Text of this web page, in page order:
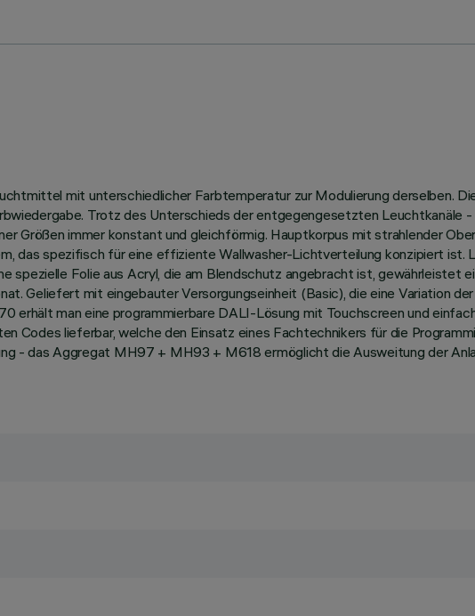
mit unterschiedlicher Farbtemperatur zur Modulierung derselben.
Trotz des Unterschieds der entgegengesetzten
Größen immer konstant und gleichförmig. Hauptkorpus mit strahlender
das spezifisch für eine effiziente Wallwasher-Lichtverteilung konzipiert
spezielle Folie aus Acryl, die am Blendschutz angebracht ist, gewährleistet
Geliefert mit eingebauter Versorgungseinheit (Basic), die eine Variation
erhält man eine programmierbare DALI-Lösung mit Touchscreen und
Codes lieferbar, welche den Einsatz eines Fachtechnikers für die
- das Aggregat MH97 + MH93 + M618 ermöglicht die Ausweitung der